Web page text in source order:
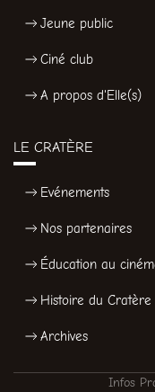
Jeune public
Ciné club
A propos d'Elle(s)
LE CRATÈRE
Evénements
Nos partenaires
Éducation au
Histoire du Cratère
Archives
Infos